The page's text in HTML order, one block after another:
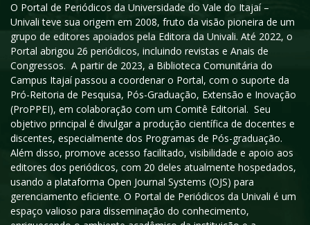
O Portal de Periódicos da Universidade do Vale do Itajaí –
Univali teve sua origem em 2008, fruto da visão pioneira de um
grupo de editores apoiados pela Editora da Univali. Até 2022, o
Portal abrigou 26 periódicos, incluindo revistas e Anais de
Congressos. A partir de 2023, a Biblioteca Comunitária do
Campus Itajaí passou a coordenar o Portal, com o suporte da
Pró-Reitoria de Pesquisa, Pós-Graduação, Extensão e Inovação
(ProPPEI), em colaboração com um Comitê Editorial. Seu
objetivo principal é divulgar a produção científica de docentes e
discentes, especialmente dos Programas de Pós-graduação.
Além disso, promove acesso facilitado, visibilidade e apoio aos
editores dos periódicos, com 20 deles atualmente hospedados,
usando a plataforma Open Journal Systems (OJS) para
gerenciamento eficiente. O Portal de Periódicos da Univali é um
espaço valioso para disseminação do conhecimento,